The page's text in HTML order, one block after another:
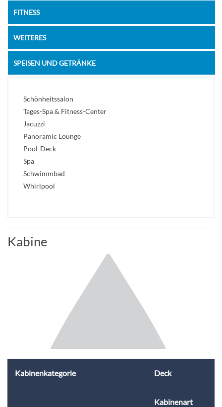
FITNESS
WEITERES
SPEISEN UND GETRÄNKE
Schönheitssalon
Tages-Spa & Fitness-Center
Jacuzzi
Panoramic Lounge
Pool-Deck
Spa
Schwimmbad
Whirlpool
Kabine
Kabinenkategorie Deck
Kabinenart